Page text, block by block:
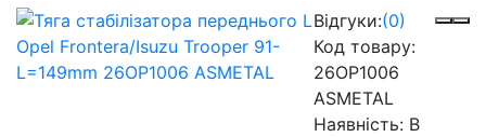
Відгуки:(0)
Код товару:
26OP1006
ASMETAL
Наявність: В